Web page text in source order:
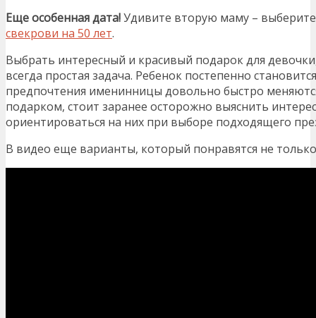
Еще особенная дата!Удивите вторую маму –
свекрови на 50 лет.
Выбрать интересный и красивый подарок для
всегда простая задача. Ребенок постепенно
предпочтения именинницы довольно быстро
подарком, стоит заранее осторожно выяснить
ориентироваться на них при выборе подходящего
В видео еще варианты, который понравятся не